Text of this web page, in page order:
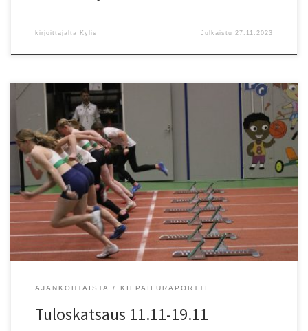
kirjoittajalta Kylis Julkaistu 27.11.2023
Tuloskatsaus 11.11-19.11 19.11. Pajulahti, Intersport-
nuorisohallikisat: M30 200 m – ylipitk? rata/oversized 3. erä 4) Veli-
Matti Mannila (-79) HelsTa 32,40 PB. T15 200 m – ylipitk?
rata/oversized 1. erä 1) Maiju Mettälä (-09) HKV 28,54 PB; 2. erä 1)
Aleksandra Lovén (-09) HKV 27,70 PB. T15 Pituus/LJ 3) Maiju Mettälä
[…]
AJANKOHTAISTA KILPAILURAPORTTI
Tuloskatsaus 11.11-19.11